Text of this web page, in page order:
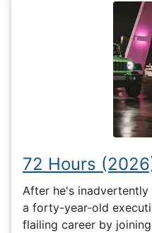
72 Hours
After he's
a forty-year-old
flailing career by